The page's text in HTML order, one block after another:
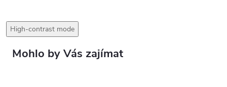
High-contrast mode